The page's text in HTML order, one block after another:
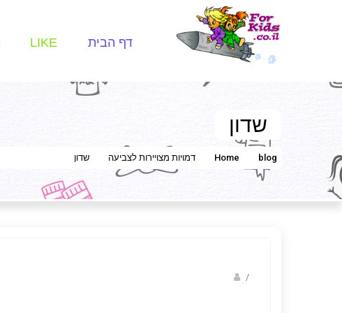
דף הבית LIKE
שדון
Home blog דמויות מצויירות לצביעה שדון
/